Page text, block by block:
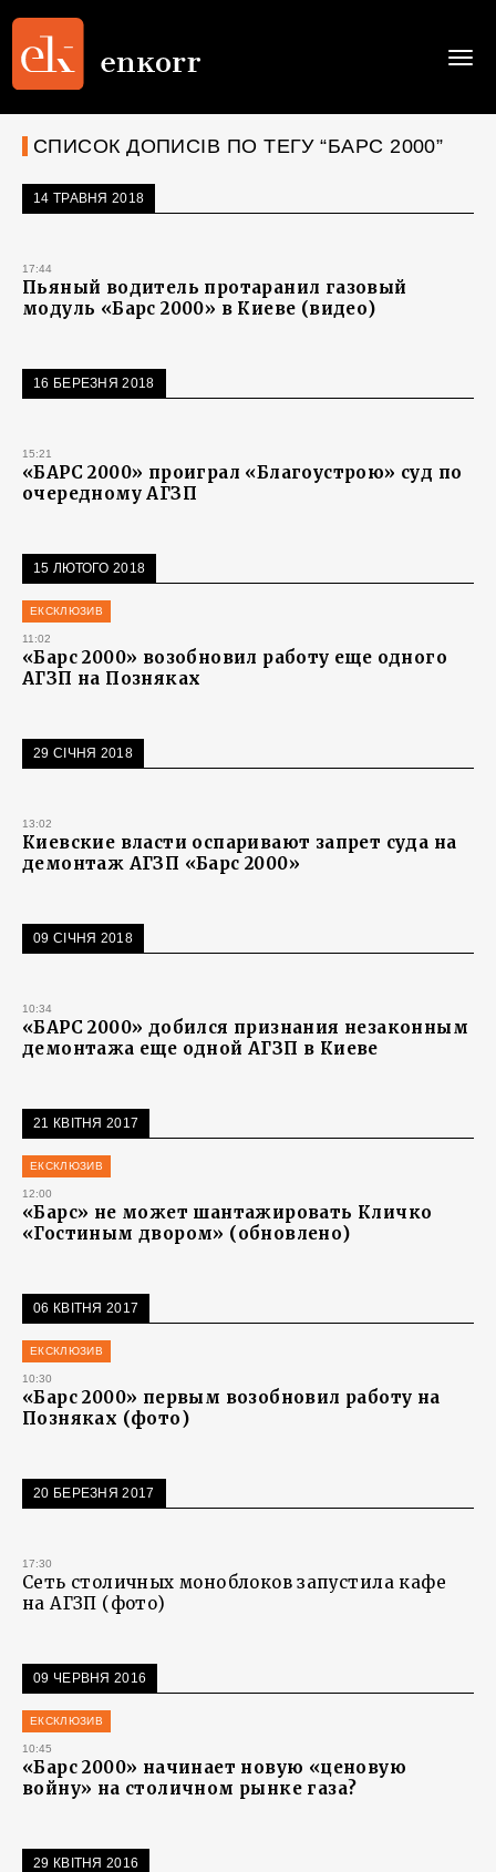
СПИСОК ДОПИСІВ ПО ТЕГУ “БАРС 2000”
14 ТРАВНЯ 2018
17:44
Пьяный водитель протаранил газовый
модуль «Барс 2000» в Киеве (видео)
16 БЕРЕЗНЯ 2018
15:21
«БАРС 2000» проиграл «Благоустрою» суд по
очередному АГЗП
15 ЛЮТОГО 2018
ЕКСКЛЮЗИВ
11:02
«Барс 2000» возобновил работу еще одного
АГЗП на Позняках
29 СІЧНЯ 2018
13:02
Киевские власти оспаривают запрет суда на
демонтаж АГЗП «Барс 2000»
09 СІЧНЯ 2018
10:34
«БАРС 2000» добился признания незаконным
демонтажа еще одной АГЗП в Киеве
21 КВІТНЯ 2017
ЕКСКЛЮЗИВ
12:00
«Барс» не может шантажировать Кличко
«Гостиным двором» (обновлено)
06 КВІТНЯ 2017
ЕКСКЛЮЗИВ
10:30
«Барс 2000» первым возобновил работу на
Позняках (фото)
20 БЕРЕЗНЯ 2017
17:30
Сеть столичных моноблоков запустила кафе
на АГЗП (фото)
09 ЧЕРВНЯ 2016
ЕКСКЛЮЗИВ
10:45
«Барс 2000» начинает новую «ценовую
войну» на столичном рынке газа?
29 КВІТНЯ 2016